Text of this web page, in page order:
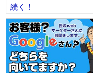
続く！